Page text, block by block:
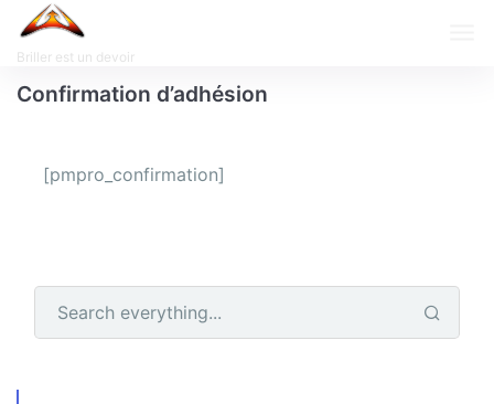
Briller est un devoir
Confirmation d’adhésion
[pmpro_confirmation]